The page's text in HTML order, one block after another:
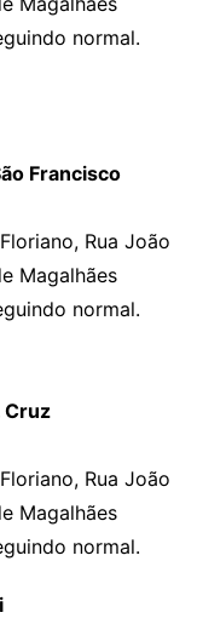
normal.
Francisco
Rua João
Magalhães
normal.
Cruz
Rua João
Magalhães
normal.